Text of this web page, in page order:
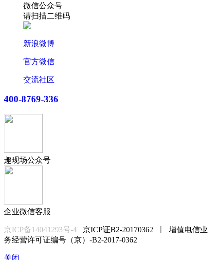
微信公众号
请扫描二维码
新浪微博
官方微信
交流社区
400-8769-336
趣现场公众号
企业微信客服
京ICP备14041293号-4 京ICP证B2-20170362 丨 增值电信业
务经营许可证编号（京）-B2-2017-0362
关闭